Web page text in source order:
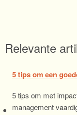
Relevante
5 tips om een
5 tips om met
management